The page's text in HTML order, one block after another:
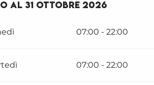
27 aprile 2026 al31 ottobre
al 31 ottobre 2026
07:00 - 22:00
07:00 - 22:00